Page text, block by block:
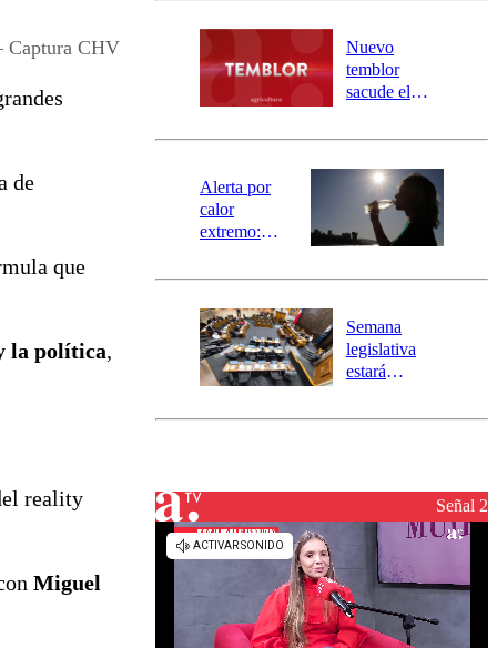
Captura CHV
de
que
la política,
reality
Miguel
río Damas:
activa
mensajería
SAE
Nuevo
temblor
sacude el
revisa la
epicentro
Alerta por
calor
extremo:
activa Alerta
Preventiva en
tres comunas
Semana
legislativa
estará
el fin de la
reconstrucciónSeñal 2